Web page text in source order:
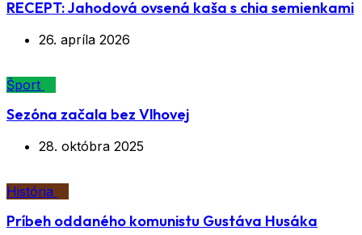
RECEPT: Jahodová ovsená kaša s chia semienkami
26. apríla 2026
Šport
Sezóna začala bez Vlhovej
28. októbra 2025
História
Príbeh oddaného komunistu Gustáva Husáka